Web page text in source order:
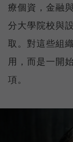
療個資，金融
分大學院校與
取。對這些組
用，而是一開
項。